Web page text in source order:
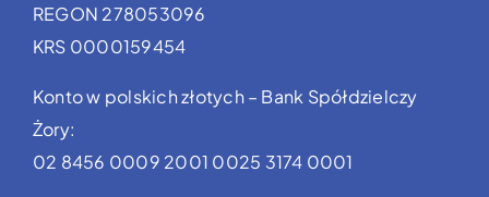
REGON 278053096
KRS 0000159454
Konto w polskich złotych – Bank Spółdzielczy
Żory:
02 8456 0009 2001 0025 3174 0001